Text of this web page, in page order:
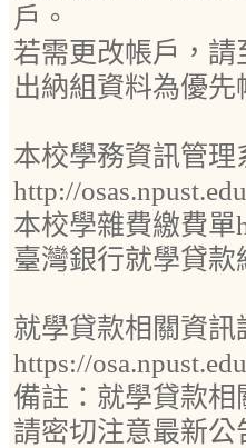
戶。
若需更改帳戶，
出納組資料為優
本校學務資訊管
http://
本校學雜費繳費單
臺灣銀行就學貸款
就學貸款相關資
https://
備註：就學貸款
請密切注意最新公